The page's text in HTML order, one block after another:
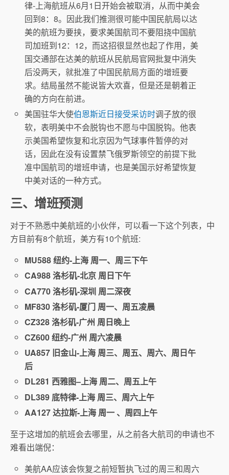
律-上海航班从6月1日开始会被取消，从而中美会
回到8：8。因此我们推测很可能中国民航局以达
美的航班为要挟，要求美国航司不要阻挠中国航
司加班到12：12，而这招很显然也起了作用，美
国交通部在达美的航班从民航局官网批复中消失
后没两天，就批准了中国民航局方面的增班要
求。结局虽然不能说皆大欢喜，但是还是朝着正
确的方向在前进。
美国驻华大使伯恩斯近日接受采访时调子放的很
软，表明美中不会脱钩也不愿与中国脱钩。他表
示美国希望恢复和北京因为气球事件暂停的对
话，因此在没有设置禁飞俄罗斯领空的前提下批
准中国航司的增班申请，也是美国示好希望恢复
中美对话的一种方式。
三、增班预测
对于不熟悉中美航班的小伙伴，可以看一下这个列表，中
方目前有8个航班，美方有10个航班:
MU588 纽约-上海 周一、周三下午
CA988 洛杉矶-北京 周日下午
CA770 洛杉矶-深圳 周二深夜
MF830 洛杉矶-厦门 周一、周五凌晨
CZ328 洛杉矶-广州 周日晚上
CZ600 纽约-广州 周六凌晨
UA857 旧金山-上海 周三、周五、周六、周日午
后
DL281 西雅图–上海 周二、周五上午
DL389 底特律-上海 周三、周六上午
AA127 达拉斯-上海 周一 、周四上午
至于这增加的航班会去哪里，从之前各大航司的申请也不
难看出端倪：
美航AA应该会恢复之前短暂执飞过的周三和周六